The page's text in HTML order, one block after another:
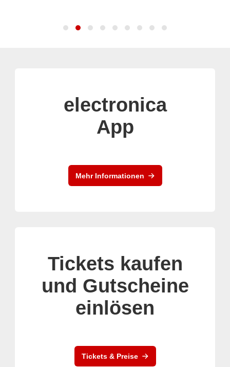
electronica
App
Mehr Informationen
Tickets kaufen
und Gutscheine
einlösen
Tickets & Preise